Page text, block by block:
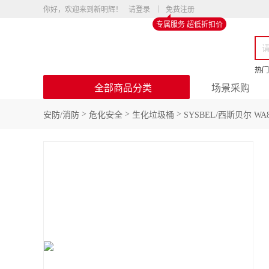
你好，欢迎来到新明辉！ 请登录
免费注册
专属服务 超低折扣价
热
全部商品分类 场景采购
安防/消防 > 危化安全 > 生化垃圾桶 > SYSBEL/西斯贝尔